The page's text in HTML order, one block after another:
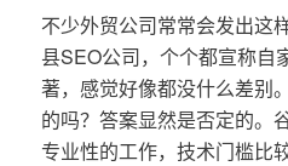
不少外贸公司常常会发出这
县SEO公司，个个都宣称自
著，感觉好像都没什么差别
的吗？答案显然是否定的。
专业性的工作，技术门槛比